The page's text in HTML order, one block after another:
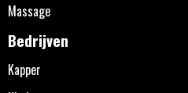
Massage
Bedrijven
Kapper